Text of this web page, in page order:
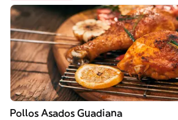
Pollos Asados Guadiana